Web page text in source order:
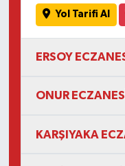
Yol Tarifi Al
ERSOY
ONUR ECZANESİ
KARŞIYAKA